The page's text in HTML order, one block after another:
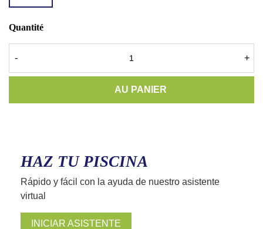
Quantité
- +
AU PANIER
HAZ TU PISCINA
Rápido y fácil con la ayuda de nuestro asistente
virtual
INICIAR ASISTENTE